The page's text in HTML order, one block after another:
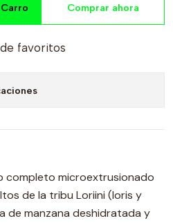
Comprar ahora
favoritos
completo microextrusionado
de la tribu Loriini (loris y
de manzana deshidratada y